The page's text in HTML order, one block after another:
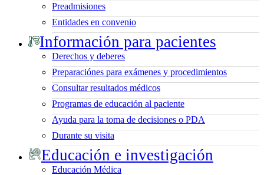
Preadmisiones
Entidades en convenio
Información para pacientes
Derechos y deberes
Preparaciónes para exámenes y procedimientos
Consultar resultados médicos
Programas de educación al paciente
Ayuda para la toma de decisiones o PDA
Durante su visita
Educación e investigación
Educación Médica